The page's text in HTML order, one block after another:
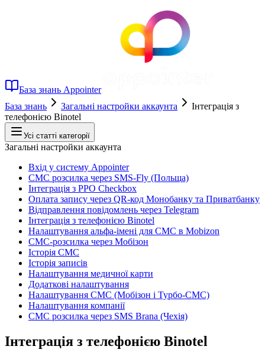
База знань Appointer
База знань
Загальні настройки аккаунта
Інтеграція з
телефонією Binotel
Усі статті категорії
Загальні настройки аккаунта
Вхід у систему Appointer
СМС розсилка через SMS-Fly (Польща)
Інтеграція з РРО Checkbox
Оплата запису через QR-код Монобанку та Приватбанку
Відправлення повідомлень через Telegram
Інтеграція з телефонією Binotel
Налаштування альфа-імені для СМС в Mobizon
СМС-розсилка через Мобізон
Історія СМС
Історія записів
Налаштування медичної карти
Додаткові налаштування
Налаштування СМС (Мобізон і Турбо-СМС)
Налаштування компанії
СМС розсилка через SMS Brana (Чехія)
Інтеграція з телефонією Binotel